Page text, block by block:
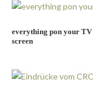
everything pon your TV
screen